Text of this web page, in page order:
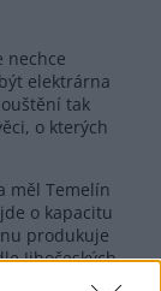
nechce
elektrárna
tak
o kterých
měl Temelín
o kapacitu
produkuje
Jihočeských